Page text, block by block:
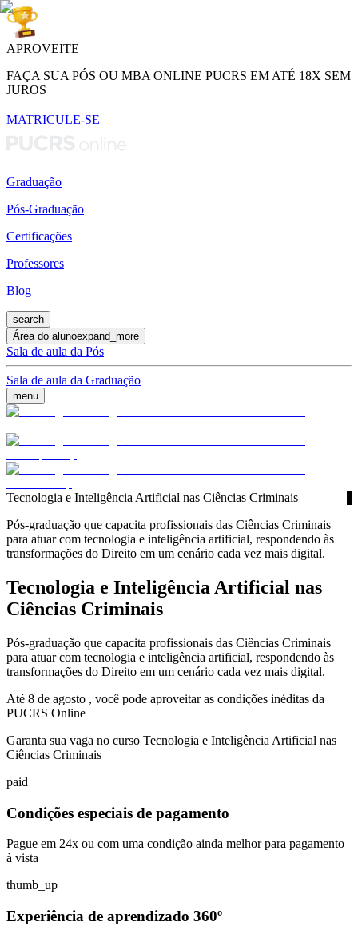
APROVEITE
FAÇA SUA PÓS OU MBA ONLINE PUCRS EM ATÉ 18X SEM
JUROS
MATRICULE-SE
Graduação
Pós-Graduação
Certificações
Professores
Blog
search
Área do alunoexpand_more
Sala de aula da Pós
Sala de aula da Graduação
menu
Tecnologia e Inteligência Artificial nas Ciências Criminais
Pós-graduação que capacita profissionais das Ciências Criminais
para atuar com tecnologia e inteligência artificial, respondendo às
transformações do Direito em um cenário cada vez mais digital.
Tecnologia e Inteligência Artificial nas
Ciências Criminais
Pós-graduação que capacita profissionais das Ciências Criminais
para atuar com tecnologia e inteligência artificial, respondendo às
transformações do Direito em um cenário cada vez mais digital.
Até 8 de agosto , você pode aproveitar as condições inéditas da
PUCRS Online
Garanta sua vaga no curso Tecnologia e Inteligência Artificial nas
Ciências Criminais
paid
Condições especiais de pagamento
Pague em 24x ou com uma condição ainda melhor para pagamento
à vista
thumb_up
Experiência de aprendizado 360º